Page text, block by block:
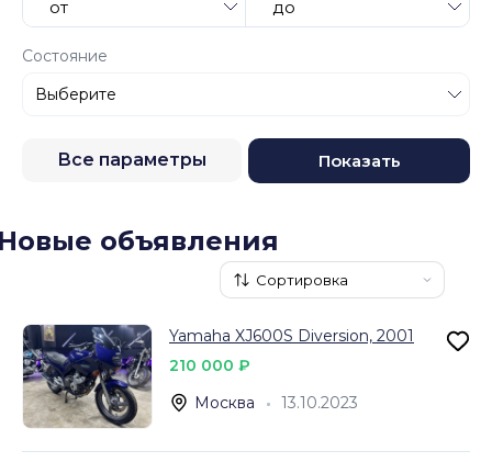
Состояние
Все параметры Показать
объявления
Yamaha XJ600S Diversion, 2001
210 000 ₽
Москва
13.10.2023